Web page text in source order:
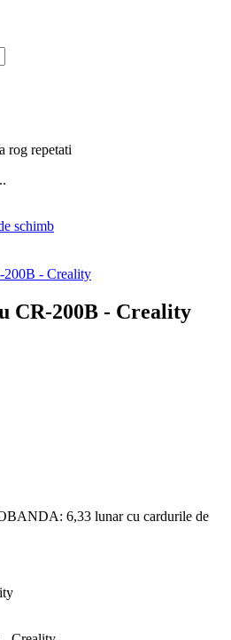
rog repetati
schimb
200B - Creality
CR-200B - Creality
6,33 lunar cu cardurile de